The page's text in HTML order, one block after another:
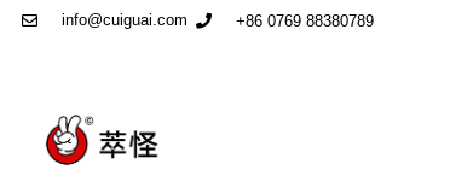
info@cuiguai.com +86 0769 88380789